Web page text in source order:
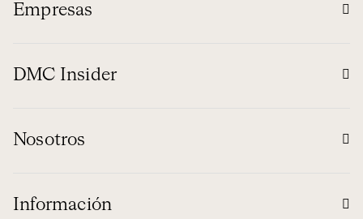
Empresas
DMC Insider
Nosotros
Información